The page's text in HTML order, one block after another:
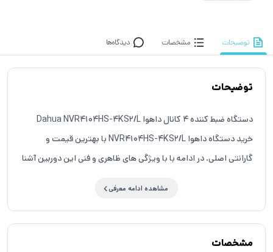
توضیحات مشخصات دیدگاه‌ها
توضیحات
دستگاه ضبط کننده 4 کانال داهوا Dahua NVR4104HS-4KS2/L
خرید دستگاه داهوا NVR4104HS-4KS2/L با بهترین قیمت و
گارانتی اصلی. در ادامه با با ویژگی های ظاهری و فنی این دوربین آشنا
مشاهده ادامه معرفی
مشخصات